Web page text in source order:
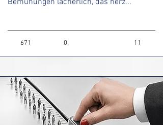
Bemühungen lächerlich, das herz...
671 0 11